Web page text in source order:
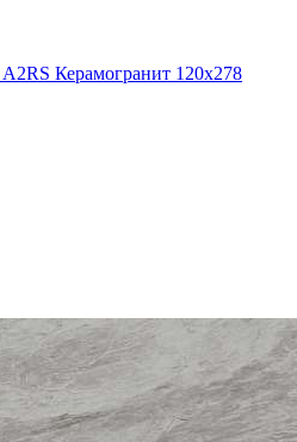
Керамогранит 120x278